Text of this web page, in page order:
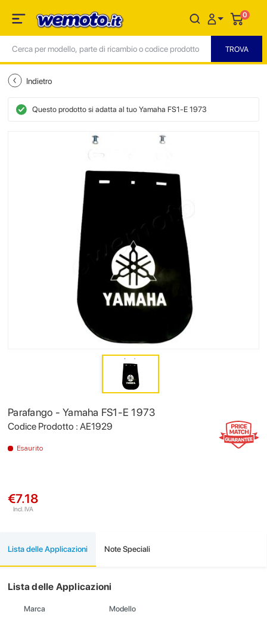
0
Indietro
Questo prodotto si adatta al tuo Yamaha FS1-E 1973
Parafango - Yamaha FS1-E 1973
Codice Prodotto : AE1929
Esaurito
€7.18
Incl. IVA
Lista delle Applicazioni Note Speciali
Lista delle Applicazioni
Marca Modello